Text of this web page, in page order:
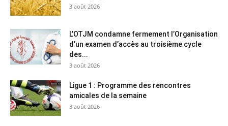
3 août 2026
L’OTJM condamne fermement l’Organisation
d’un examen d’accès au troisième cycle
des...
3 août 2026
Ligue 1 : Programme des rencontres
amicales de la semaine
3 août 2026